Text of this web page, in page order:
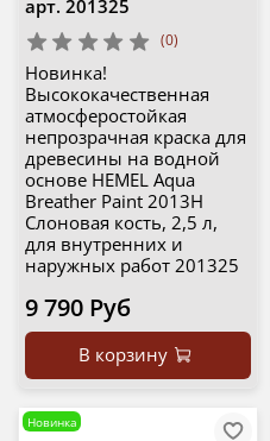
арт. 201325
(0)
Новинка!
Высококачественная
атмосферостойкая
непрозрачная краска для
древесины на водной
основе HEMEL Aqua
Breather Paint 2013H
Слоновая кость, 2,5 л,
для внутренних и
наружных работ 201325
9 790 Руб
В корзину
Новинка